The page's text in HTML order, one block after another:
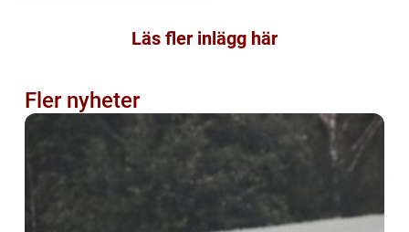
Läs fler inlägg här
Fler nyheter